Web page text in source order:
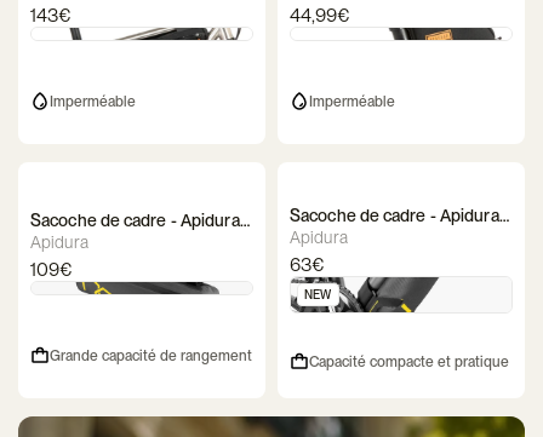
143€
Imperméable
44,99€
Imperméable
Sacoche de cadre - Apidura
Expedition Frame Pack
Apidura
109€
Grande capacité de rangement
Sacoche de cadre - Apidura
Expedition Downtube Pack
Apidura
63€
NEW
Capacité compacte et pratique